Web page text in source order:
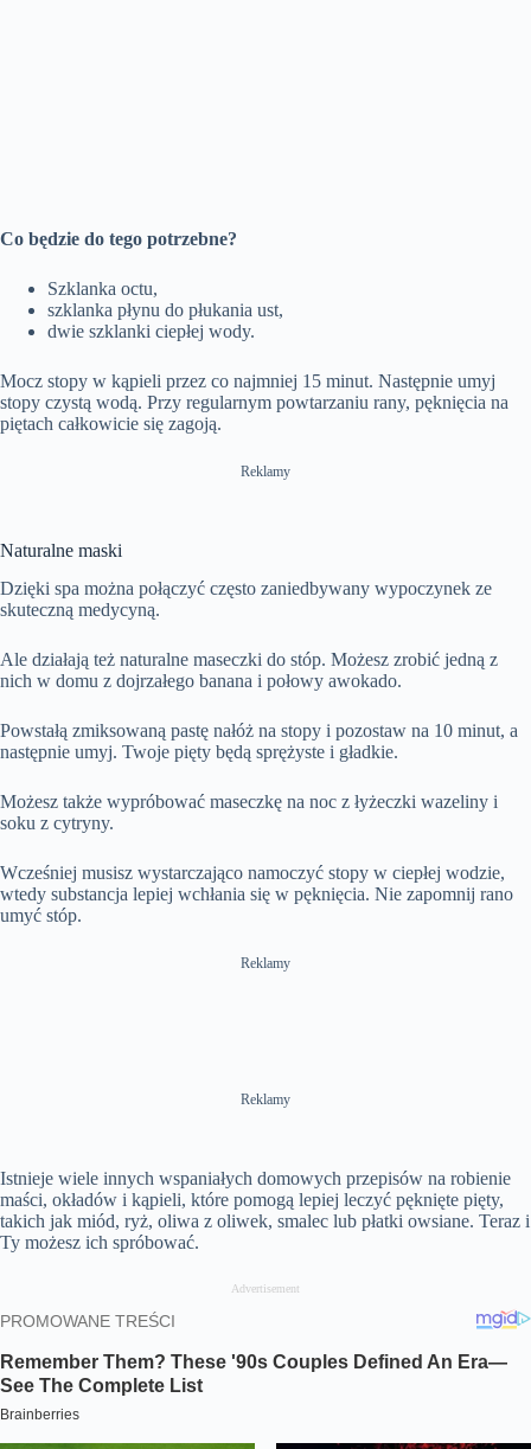
Co będzie do tego potrzebne?
Szklanka octu,
szklanka płynu do płukania ust,
dwie szklanki ciepłej wody.
Mocz stopy w kąpieli przez co najmniej 15 minut. Następnie umyj
stopy czystą wodą. Przy regularnym powtarzaniu rany, pęknięcia na
piętach całkowicie się zagoją.
Reklamy
Naturalne maski
Dzięki spa można połączyć często zaniedbywany wypoczynek ze
skuteczną medycyną.
Ale działają też naturalne maseczki do stóp. Możesz zrobić jedną z
nich w domu z dojrzałego banana i połowy awokado.
Powstałą zmiksowaną pastę nałóż na stopy i pozostaw na 10 minut, a
następnie umyj. Twoje pięty będą sprężyste i gładkie.
Możesz także wypróbować maseczkę na noc z łyżeczki wazeliny i
soku z cytryny.
Wcześniej musisz wystarczająco namoczyć stopy w ciepłej wodzie,
wtedy substancja lepiej wchłania się w pęknięcia. Nie zapomnij rano
umyć stóp.
Reklamy
Reklamy
Istnieje wiele innych wspaniałych domowych przepisów na robienie
maści, okładów i kąpieli, które pomogą lepiej leczyć pęknięte pięty,
takich jak miód, ryż, oliwa z oliwek, smalec lub płatki owsiane. Teraz i
Ty możesz ich spróbować.
Advertisement